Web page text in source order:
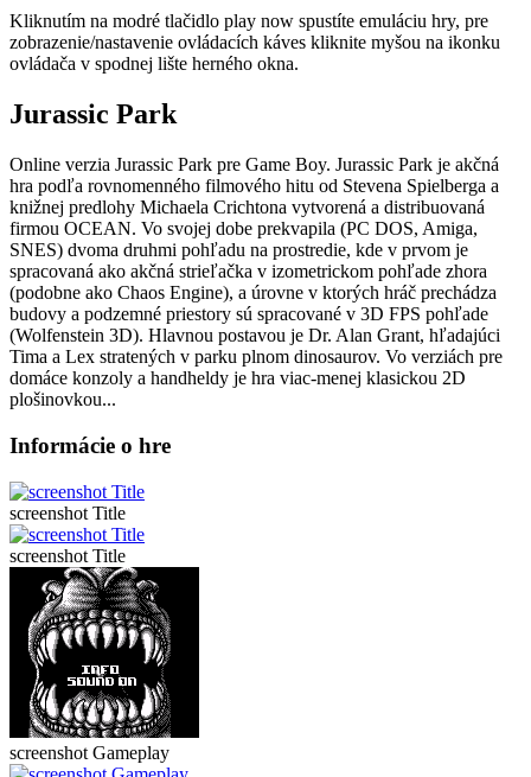
Kliknutím na modré tlačidlo play now spustíte emuláciu hry, pre
zobrazenie/nastavenie ovládacích káves kliknite myšou na ikonku
ovládača v spodnej lište herného okna.
Jurassic Park
Online verzia Jurassic Park pre Game Boy. Jurassic Park je akčná
hra podľa rovnomenného filmového hitu od Stevena Spielberga a
knižnej predlohy Michaela Crichtona vytvorená a distribuovaná
firmou OCEAN. Vo svojej dobe prekvapila (PC DOS, Amiga,
SNES) dvoma druhmi pohľadu na prostredie, kde v prvom je
spracovaná ako akčná strieľačka v izometrickom pohľade zhora
(podobne ako Chaos Engine), a úrovne v ktorých hráč prechádza
budovy a podzemné priestory sú spracované v 3D FPS pohľade
(Wolfenstein 3D). Hlavnou postavou je Dr. Alan Grant, hľadajúci
Tima a Lex stratených v parku plnom dinosaurov. Vo verziách pre
domáce konzoly a handheldy je hra viac-menej klasickou 2D
plošinovkou...
Informácie o hre
screenshot Title
screenshot Title
screenshot Gameplay